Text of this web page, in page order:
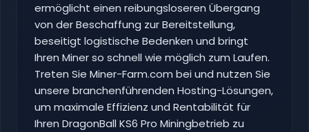
ermöglicht einen reibungsloseren Übergang
von der Beschaffung zur Bereitstellung,
beseitigt logistische Bedenken und bringt
Ihren Miner so schnell wie möglich zum Laufen.
Treten Sie Miner-Farm.com bei und nutzen Sie
unsere branchenführenden Hosting-Lösungen,
um maximale Effizienz und Rentabilität für
Ihren DragonBall KS6 Pro Miningbetrieb zu